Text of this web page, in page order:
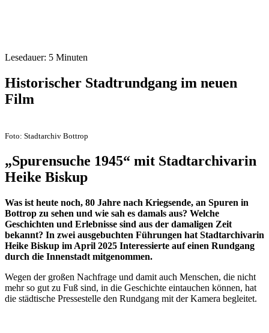
Lesedauer: 5 Minuten
Historischer Stadtrundgang im neuen
Film
Foto: Stadtarchiv Bottrop
„Spurensuche 1945“ mit Stadtarchivarin
Heike Biskup
Was ist heute noch, 80 Jahre nach Kriegsende, an Spuren in
Bottrop zu sehen und wie sah es damals aus? Welche
Geschichten und Erlebnisse sind aus der damaligen Zeit
bekannt? In zwei ausgebuchten Führungen hat Stadtarchivarin
Heike Biskup im April 2025 Interessierte auf einen Rundgang
durch die Innenstadt mitgenommen.
Wegen der großen Nachfrage und damit auch Menschen, die nicht
mehr so gut zu Fuß sind, in die Geschichte eintauchen können, hat
die städtische Pressestelle den Rundgang mit der Kamera begleitet.